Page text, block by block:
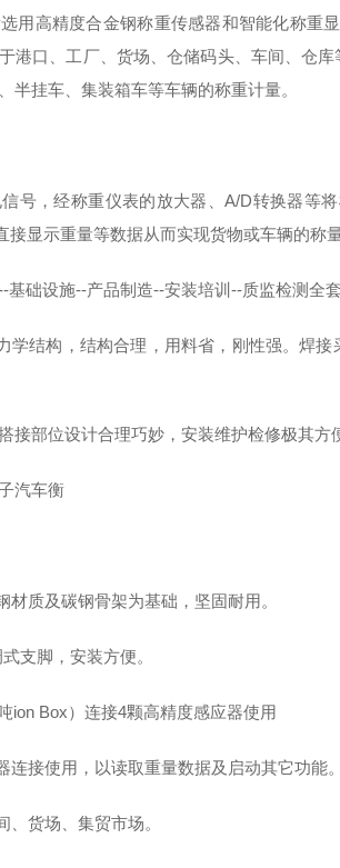
用高精度合金钢称重传感器和智能化称重
港口、工厂、货场、仓储码头、车间、仓
半挂车、集装箱车等车辆的称重计量。
号，经称重仪表的放大器、A/D转换器等
接显示重量等数据从而实现货物或车辆的称
基础设施--产品制造--安装培训--质监检测全
学结构，结构合理，用料省，刚性强。焊
接部位设计合理巧妙，安装维护检修极其方
汽车衡
质及碳钢骨架为基础，坚固耐用。
支脚，安装方便。
ion Box）连接4颗高精度感应器使用
连接使用，以读取重量数据及启动其它功能
货场、集贸市场。